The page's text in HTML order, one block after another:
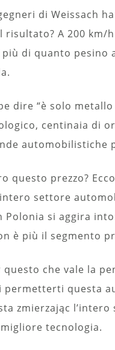
di Weissach
risultato? A 200 km/
più di quanto
dire “è solo
centinaia di
automobilistiche
questo prezzo?
settore
Polonia si aggira
è più il segmento
che vale la
permetterti questa
zmierzając
tecnologia.